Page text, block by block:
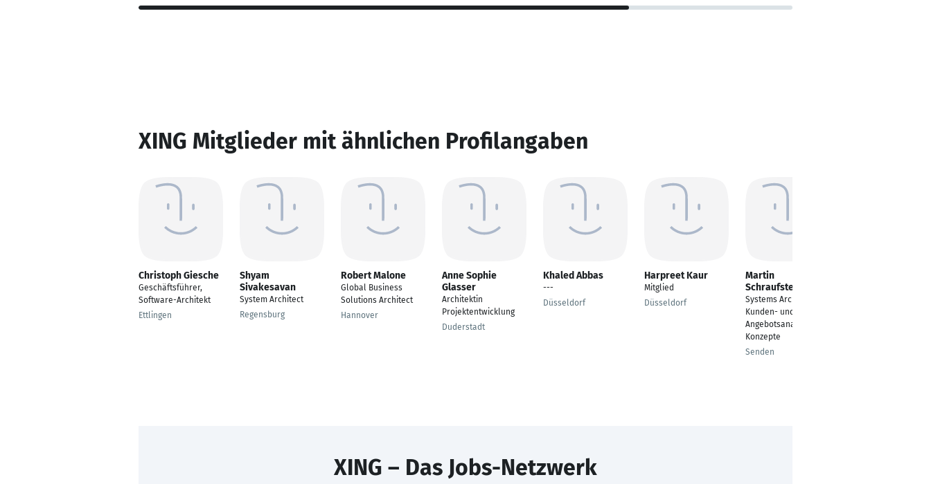
XING Mitglieder mit ähnlichen Profilangaben
Christoph Giesche
Geschäftsführer,
Software-Architekt
Ettlingen
Shyam
Sivakesavan
System Architect
Regensburg
Robert Malone
Global Business
Solutions Architect
Hannover
Anne Sophie
Glasser
Architektin
Projektentwicklung
Duderstadt
Khaled Abbas
---
Düsseldorf
Harpreet Kaur
Mitglied
Düsseldorf
Martin
Schraufstetter
Systems Architect -
Kunden- und
Angebotsanalysen /
Konzepte
Senden
XING – Das Jobs-Netzwerk